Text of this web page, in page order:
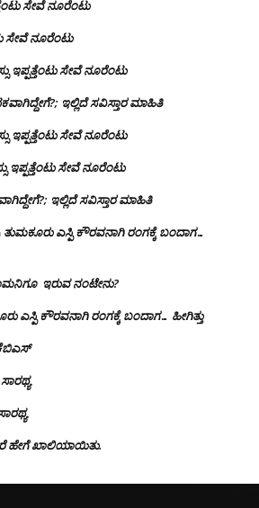
ಸೇವೆ ನೂರೆಂಟು
ಸೇವೆ ನೂರೆಂಟು
ಇಪ್ಪತ್ತೆಂಟು ಸೇವೆ ನೂರೆಂಟು
ಇಲ್ಲಿದೆ ಸವಿಸ್ತಾರ ಮಾಹಿತಿ
ಇಪ್ಪತ್ತೆಂಟು ಸೇವೆ ನೂರೆಂಟು
ಇಪ್ಪತ್ತೆಂಟು ಸೇವೆ ನೂರೆಂಟು
ಇಲ್ಲಿದೆ ಸವಿಸ್ತಾರ ಮಾಹಿತಿ
ತುಮಕೂರು ಎಸ್ಪಿ ಕೌರವನಾಗಿ ರಂಗಕ್ಕೆ ಬಂದಾಗ…
ಇರುವ ನಂಟೇನು?
ಎಸ್ಪಿ ಕೌರವನಾಗಿ ರಂಗಕ್ಕೆ ಬಂದಾಗ… ಹೀಗಿತ್ತು
ಹೇಗೆ ಖಾಲಿಯಾಯಿತು.